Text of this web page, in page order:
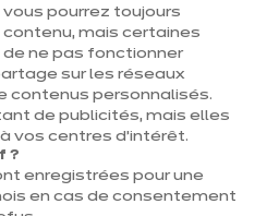
nos nouveautés
pourrez toujours
mais certaines
ne pas fonctionner
sur les réseaux
contenus personnalisés.
de publicités, mais elles
vos centres d’intérêt.
?
enregistrées pour une
en cas de consentement